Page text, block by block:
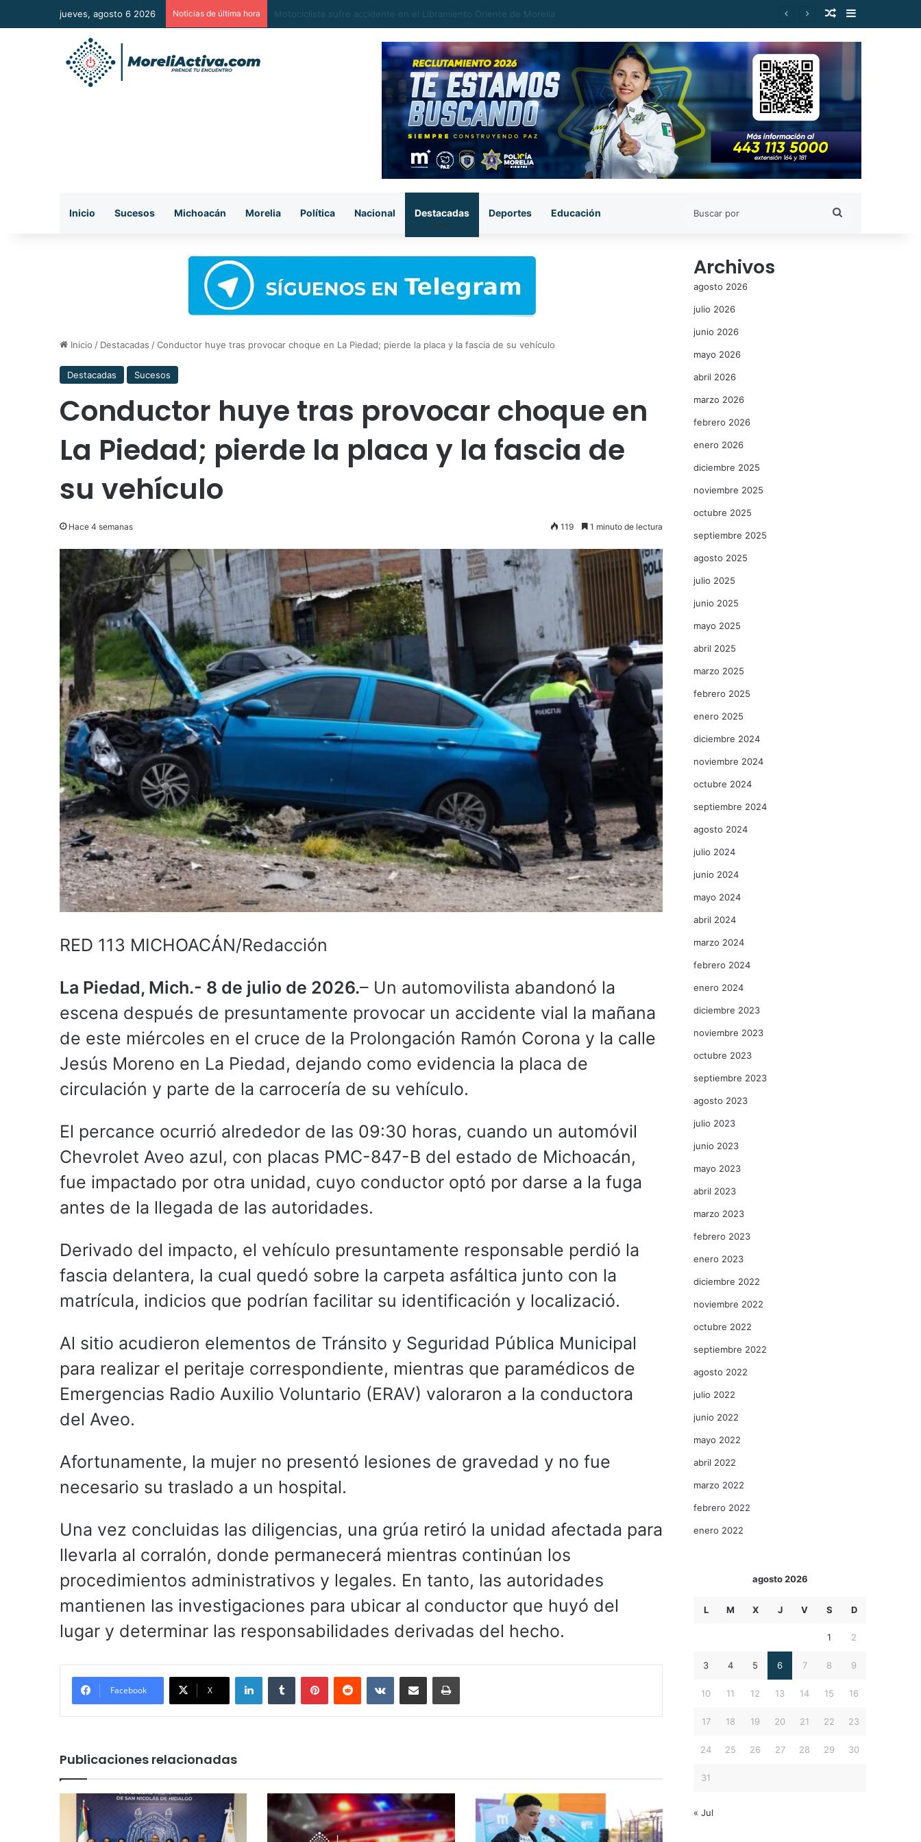
jueves, agosto 6 2026 Noticias de última hora Morelia y Michoacán despiden a un gran pastor: Gilberto Morelos Publicación al
Barra lateral
Inicio Sucesos Michoacán Morelia Política Nacional Destacadas Deportes Educación
Inicio / Destacadas /Conductor huye tras provocar choque en La Piedad; pierde la placa y la fascia de su vehículo
Destacadas Sucesos
Conductor huye tras provocar choque en
La Piedad; pierde la placa y la fascia de
su vehículo
Hace 4 semanas 119 1 minuto de lectura
RED 113 MICHOACÁN/Redacción
La Piedad, Mich.- 8 de julio de 2026.– Un automovilista abandonó la
escena después de presuntamente provocar un accidente vial la mañana
de este miércoles en el cruce de la Prolongación Ramón Corona y la calle
Jesús Moreno en La Piedad, dejando como evidencia la placa de
circulación y parte de la carrocería de su vehículo.
El percance ocurrió alrededor de las 09:30 horas, cuando un automóvil
Chevrolet Aveo azul, con placas PMC-847-B del estado de Michoacán,
fue impactado por otra unidad, cuyo conductor optó por darse a la fuga
antes de la llegada de las autoridades.
Derivado del impacto, el vehículo presuntamente responsable perdió la
fascia delantera, la cual quedó sobre la carpeta asfáltica junto con la
matrícula, indicios que podrían facilitar su identificación y localizació.
Al sitio acudieron elementos de Tránsito y Seguridad Pública Municipal
para realizar el peritaje correspondiente, mientras que paramédicos de
Emergencias Radio Auxilio Voluntario (ERAV) valoraron a la conductora
del Aveo.
Afortunamente, la mujer no presentó lesiones de gravedad y no fue
necesario su traslado a un hospital.
Una vez concluidas las diligencias, una grúa retiró la unidad afectada para
llevarla al corralón, donde permanecerá mientras continúan los
procedimientos administrativos y legales. En tanto, las autoridades
mantienen las investigaciones para ubicar al conductor que huyó del
lugar y determinar las responsabilidades derivadas del hecho.
Facebook X
LinkedInTumblr PinterestReddit VKontakteCompartir por correo electrónicoImprimir
Publicaciones relacionadas
Archivos
agosto 2026
julio 2026
junio 2026
mayo 2026
abril 2026
marzo 2026
febrero 2026
enero 2026
diciembre 2025
noviembre 2025
octubre 2025
septiembre 2025
agosto 2025
julio 2025
junio 2025
mayo 2025
abril 2025
marzo 2025
febrero 2025
enero 2025
diciembre 2024
noviembre 2024
octubre 2024
septiembre 2024
agosto 2024
julio 2024
junio 2024
mayo 2024
abril 2024
marzo 2024
febrero 2024
enero 2024
diciembre 2023
noviembre 2023
octubre 2023
septiembre 2023
agosto 2023
julio 2023
junio 2023
mayo 2023
abril 2023
marzo 2023
febrero 2023
enero 2023
diciembre 2022
noviembre 2022
octubre 2022
septiembre 2022
agosto 2022
julio 2022
junio 2022
mayo 2022
abril 2022
marzo 2022
febrero 2022
enero 2022
agosto 2026
L M X J V S D
1 2
3 4 5 6 7 8 9
10 11 12 13 14 15 16
17 18 19 20 21 22 23
24 25 26 27 28 29 30
31
« Jul